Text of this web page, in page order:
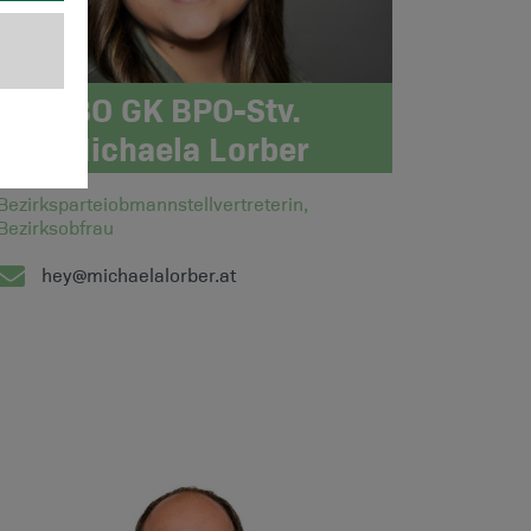
BO GK BPO-Stv.
Michaela Lorber
hey@michaelalorber.at